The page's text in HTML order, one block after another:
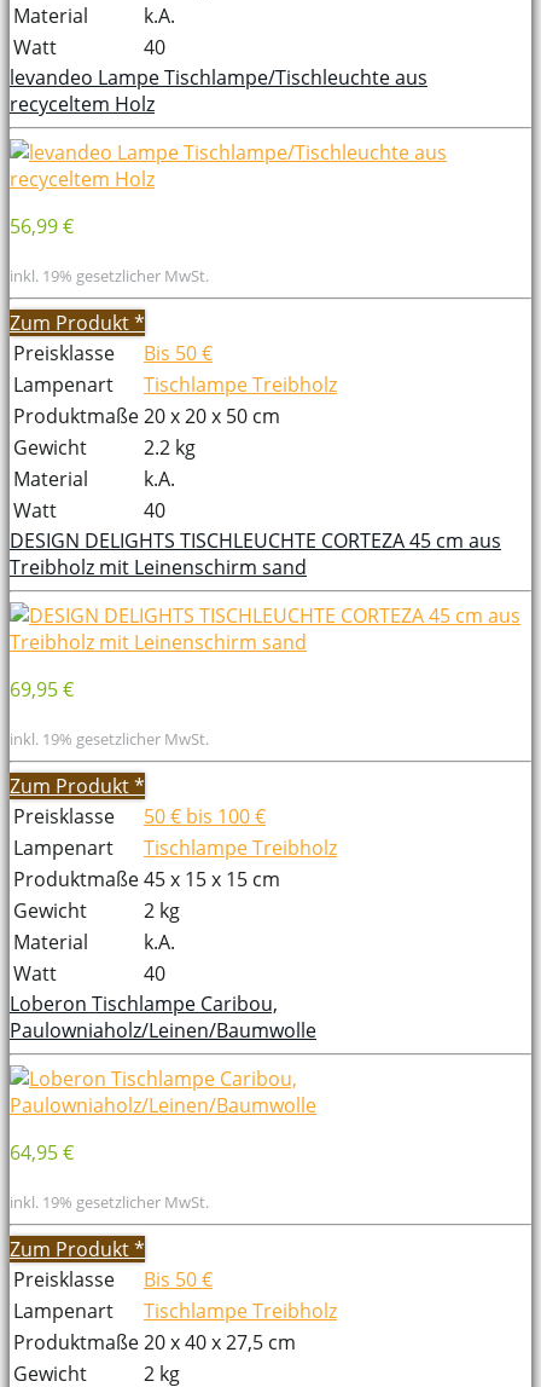
Material
k.A.
Watt
40
levandeo Lampe Tischlampe/Tischleuchte aus
recyceltem Holz
56,99 €
inkl. 19% gesetzlicher MwSt.
Zum Produkt*
Preisklasse
Bis 50 €
Lampenart
Tischlampe Treibholz
Produktmaße20 x 20 x 50 cm
Gewicht
2.2 kg
Material
k.A.
Watt
40
DESIGN DELIGHTS TISCHLEUCHTE CORTEZA 45 cm aus
Treibholz mit Leinenschirm sand
69,95 €
inkl. 19% gesetzlicher MwSt.
Zum Produkt*
Preisklasse
50 € bis 100 €
Lampenart
Tischlampe Treibholz
Produktmaße45 x 15 x 15 cm
Gewicht
2 kg
Material
k.A.
Watt
40
Loberon Tischlampe Caribou,
Paulowniaholz/Leinen/Baumwolle
64,95 €
inkl. 19% gesetzlicher MwSt.
Zum Produkt*
Preisklasse
Bis 50 €
Lampenart
Tischlampe Treibholz
Produktmaße20 x 40 x 27,5 cm
Gewicht
2 kg